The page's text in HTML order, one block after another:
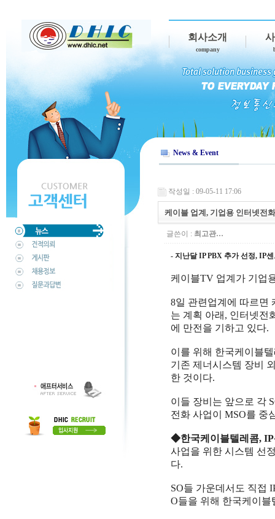
회사소개
company
News & Event
작성일 : 09-05-11 17:06
케이블 업계, 기업용 인터넷전
글쓴이 : 최고관…
- 지난달 IP PBX 추가 선정, IP
케이블TV 업계가 기업
8일 관련업계에 따르면
는 계획 아래, 인터넷전
에 만전을 기하고 있다.
이를 위해 한국케이블
기존 제너시스템 장비
한 것이다.
이들 장비는 앞으로 각
전화 사업이 MSO를 중
◆한국케이블텔레콤, IP
사업을 위한 시스템 선
다.
SO들 가운데서도 직접
O들을 위해 한국케이